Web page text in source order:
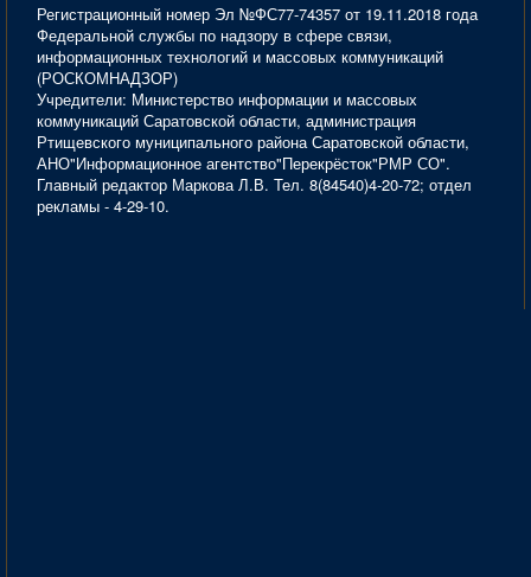
Регистрационный номер Эл №ФС77-74357 от 19.11.2018 года
Федеральной службы по надзору в сфере связи,
информационных технологий и массовых коммуникаций
(РОСКОМНАДЗОР)
Учредители: Министерство информации и массовых
коммуникаций Саратовской области, администрация
Ртищевского муниципального района Саратовской области,
АНО"Информационное агентство"Перекрёсток"РМР СО".
Главный редактор Маркова Л.В. Тел. 8(84540)4-20-72; отдел
рекламы - 4-29-10.